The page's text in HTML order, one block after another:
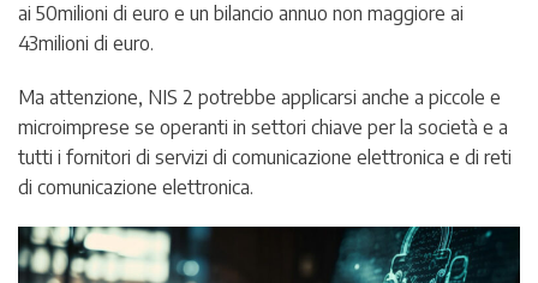
ai 50milioni di euro e un bilancio annuo non maggiore ai
43milioni di euro.
Ma attenzione, NIS 2 potrebbe applicarsi anche a piccole e
microimprese se operanti in settori chiave per la società e a
tutti i fornitori di servizi di comunicazione elettronica e di reti
di comunicazione elettronica.